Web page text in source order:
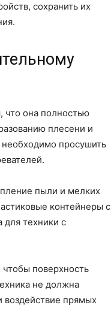
сохранить их
что она полностью
плесени и
просушить
пыли и мелких
контейнеры с
для техники с
чтобы поверхность
не должна
воздействие прямых